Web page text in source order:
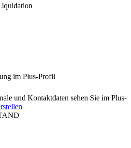
im Plus-Profil
und Kontaktdaten sehen Sie im Plus-